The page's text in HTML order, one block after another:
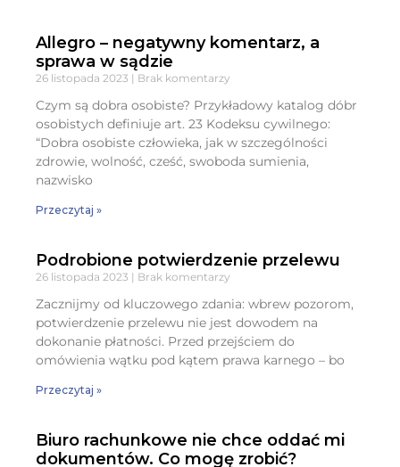
Allegro – negatywny komentarz, a
sprawa w sądzie
26 listopada 2023 Brak komentarzy
Czym są dobra osobiste? Przykładowy katalog dóbr
osobistych definiuje art. 23 Kodeksu cywilnego:
“Dobra osobiste człowieka, jak w szczególności
zdrowie, wolność, cześć, swoboda sumienia,
nazwisko
Przeczytaj »
Podrobione potwierdzenie przelewu
26 listopada 2023 Brak komentarzy
Zacznijmy od kluczowego zdania: wbrew pozorom,
potwierdzenie przelewu nie jest dowodem na
dokonanie płatności. Przed przejściem do
omówienia wątku pod kątem prawa karnego – bo
Przeczytaj »
Biuro rachunkowe nie chce oddać mi
dokumentów. Co mogę zrobić?